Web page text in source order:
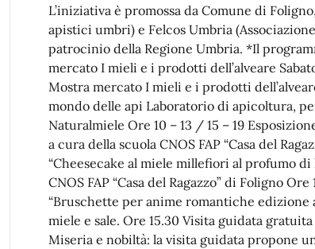
L’iniziativa è promossa da Comune di
apistici umbri) e Felcos Umbria
patrocinio della Regione Umbria. *Il
mercato I mieli e i prodotti dell’alveare
Mostra mercato I mieli e i prodotti
mondo delle api Laboratorio di apicoltura,
Naturalmiele Ore 10 – 13 / 15 – 19
a cura della scuola CNOS FAP “Casa del
“Cheesecake al miele millefiori al profumo
CNOS FAP “Casa del Ragazzo” di Foligno
“Bruschette per anime romantiche edizione
miele e sale. Ore 15.30 Visita guidata
Miseria e nobiltà: la visita guidata propone